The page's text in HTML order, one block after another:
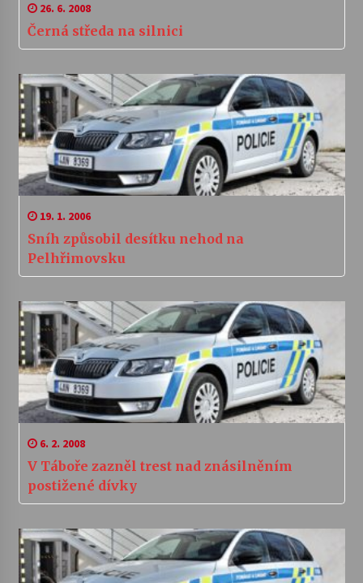
26. 6. 2008
Černá středa na silnici
19. 1. 2006
Sníh způsobil desítku nehod na
Pelhřimovsku
6. 2. 2008
V Táboře zazněl trest nad znásilněním
postižené dívky